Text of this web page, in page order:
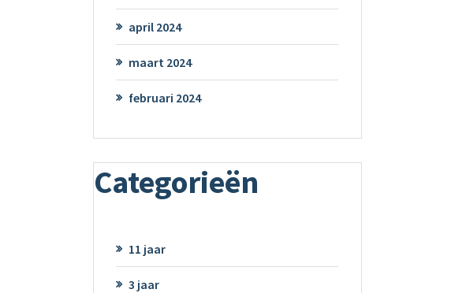
april 2024
maart 2024
februari 2024
Categorieën
11 jaar
3 jaar